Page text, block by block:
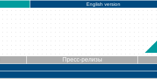
English version
Пресс-релизы